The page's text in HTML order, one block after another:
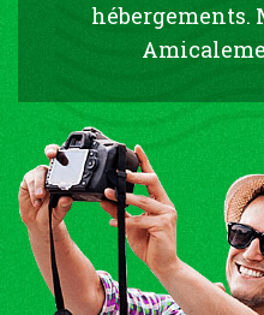
hébergements.